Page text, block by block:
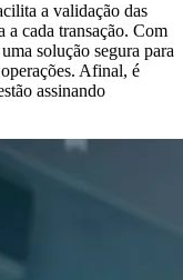
a validação das
a cada transação. Com
solução segura para
Afinal, é
assinando